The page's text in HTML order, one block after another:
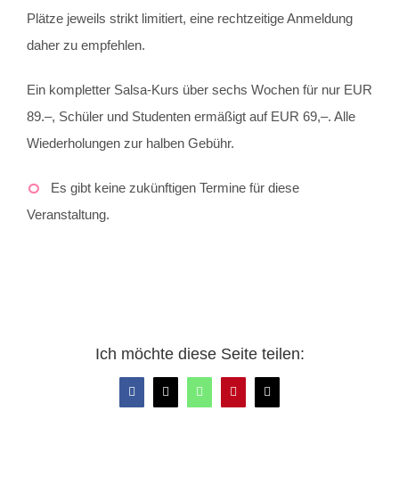
Plätze jeweils strikt limitiert, eine rechtzeitige Anmeldung
daher zu empfehlen.
Ein kompletter Salsa-Kurs über sechs Wochen für nur EUR
89.–, Schüler und Studenten ermäßigt auf EUR 69,–. Alle
Wiederholungen zur halben Gebühr.
Es gibt keine zukünftigen Termine für diese
Veranstaltung.
Ich möchte diese Seite teilen:
Facebook
X WhatsAppPinterestE-
Mail